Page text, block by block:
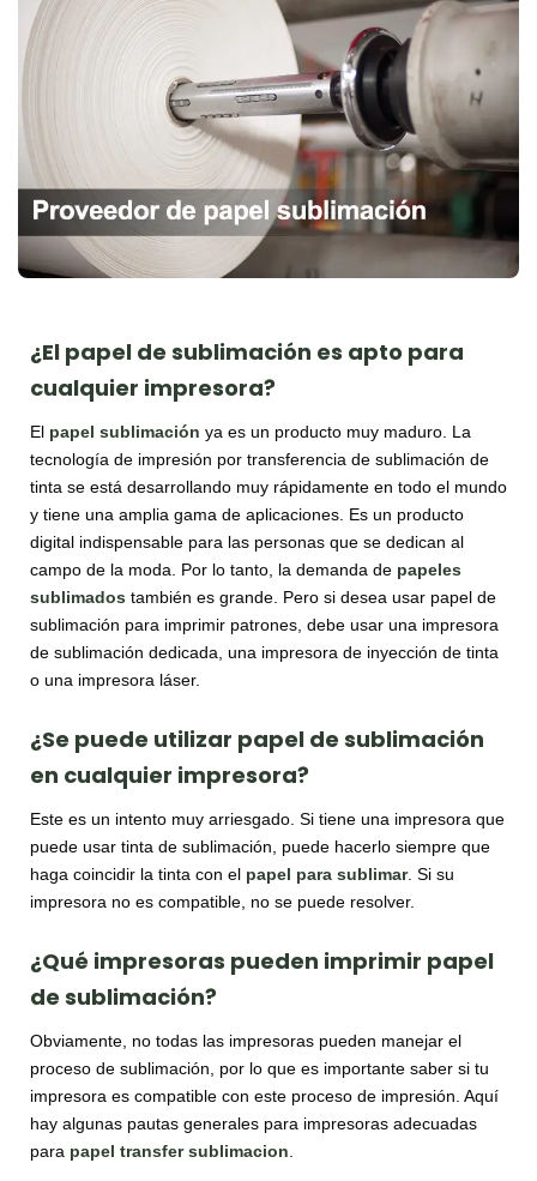
¿El papel de sublimación es apto para
cualquier impresora?
El papel sublimación ya es un producto muy maduro. La
tecnología de impresión por transferencia de sublimación de
tinta se está desarrollando muy rápidamente en todo el mundo
y tiene una amplia gama de aplicaciones. Es un producto
digital indispensable para las personas que se dedican al
campo de la moda. Por lo tanto, la demanda de papeles
sublimados también es grande. Pero si desea usar papel de
sublimación para imprimir patrones, debe usar una impresora
de sublimación dedicada, una impresora de inyección de tinta
o una impresora láser.
¿Se puede utilizar papel de sublimación
en cualquier impresora?
Este es un intento muy arriesgado. Si tiene una impresora que
puede usar tinta de sublimación, puede hacerlo siempre que
haga coincidir la tinta con el papel para sublimar. Si su
impresora no es compatible, no se puede resolver.
¿Qué impresoras pueden imprimir papel
de sublimación?
Obviamente, no todas las impresoras pueden manejar el
proceso de sublimación, por lo que es importante saber si tu
impresora es compatible con este proceso de impresión. Aquí
hay algunas pautas generales para impresoras adecuadas
para papel transfer sublimacion